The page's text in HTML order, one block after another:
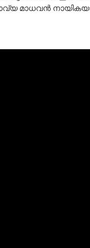
കാവ്യ മാധവൻ